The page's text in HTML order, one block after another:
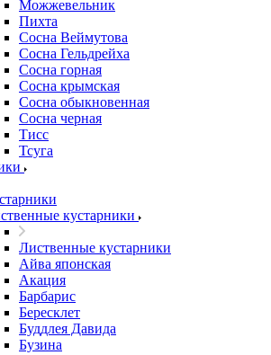
Можжевельник
Пихта
Сосна Веймутова
Сосна Гельдрейха
Сосна горная
Сосна крымская
Сосна обыкновенная
Сосна черная
Тисс
Тсуга
кустарники
Лиственные кустарники
Айва японская
Акация
Барбарис
Бересклет
Буддлея Давида
Бузина